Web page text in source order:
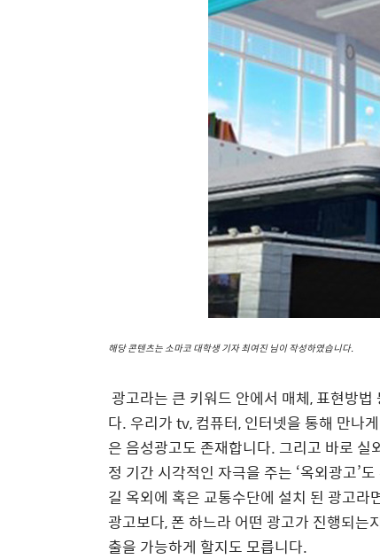
해당 콘텐츠는 소마코 대학생 기자 최여진 님이 작성하였습니다.
광고라는 큰 키워드 안에서 매체,표현방법
다. 우리가tv,컴퓨터,인터넷을 통해 만나
은 음성광고도 존재합니다. 그리고 바로 실
정 기간 시각적인 자극을 주는 ‘옥외광고’도
길 옥외에 혹은 교통수단에 설치 된 광고라
광고보다,폰 하느라 어떤 광고가 진행되는
출을 가능하게 할지도 모릅니다.